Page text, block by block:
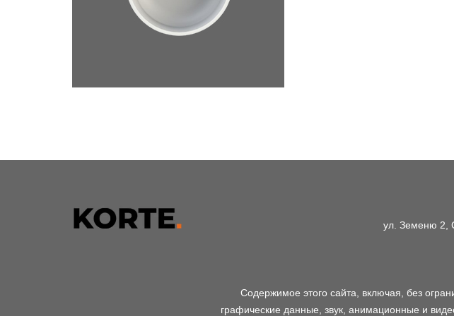
ул. Земеню 2,
Содержимое этого сайта, включая, без
графические данные, звук, анимационные и